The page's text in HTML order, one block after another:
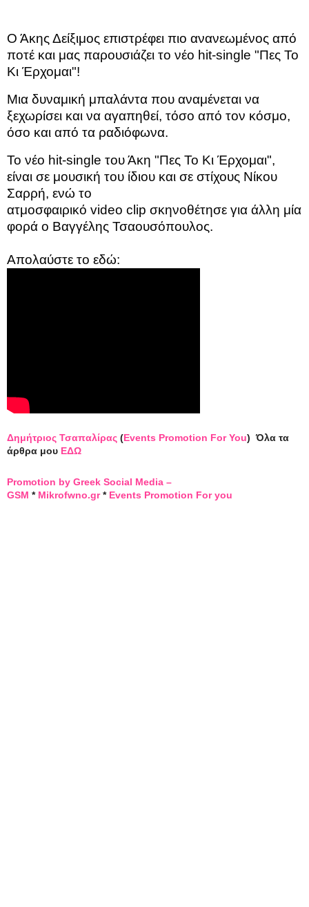
Ο Άκης Δείξιμος επιστρέφει πιο ανανεωμένος από
ποτέ και μας παρουσιάζει το νέο hit-single "Πες Το
Κι Έρχομαι"!
Μια δυναμική μπαλάντα που αναμένεται να
ξεχωρίσει και να αγαπηθεί, τόσο από τον κόσμο,
όσο και από τα ραδιόφωνα.
Το νέο hit-single του Άκη "Πες Το Κι Έρχομαι",
είναι σε μουσική του ίδιου και σε στίχους Νίκου
Σαρρή, ενώ το
ατμοσφαιρικό video clip σκηνοθέτησε για άλλη μία
φορά ο Βαγγέλης Τσαουσόπουλος.
Απολαύστε το εδώ:
Δημήτριος Τσαπαλίρας (Events Promotion For You) Όλα τα
άρθρα μου ΕΔΩ
Promotion by Greek Social Media –
GSM * Mikrofwno.gr* Events Promotion For you